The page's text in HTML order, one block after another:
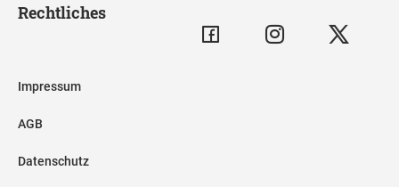
Rechtliches
Impressum
AGB
Datenschutz